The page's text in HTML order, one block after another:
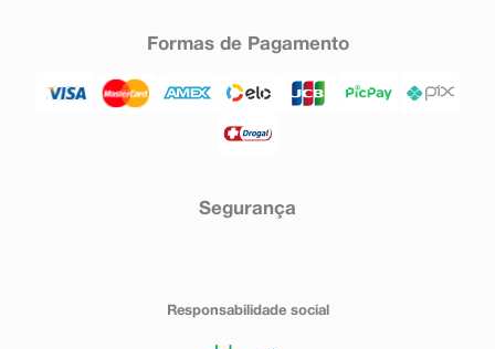
Formas de Pagamento
Segurança
Responsabilidade social